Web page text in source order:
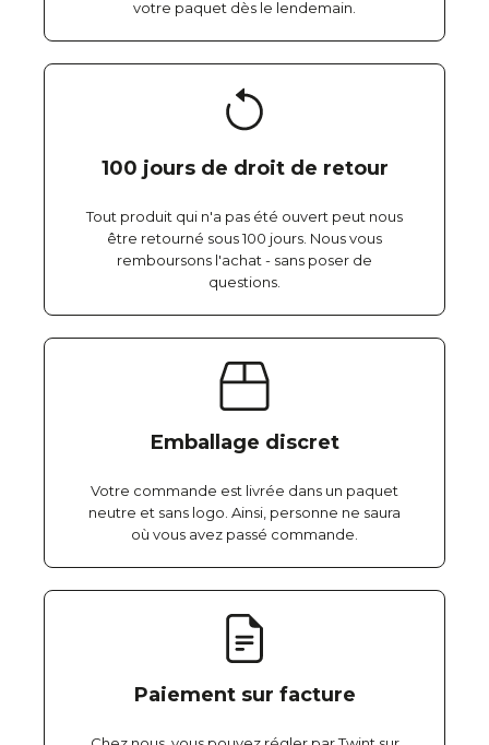
votre paquet dès le lendemain.
100 jours de droit de retour
Tout produit qui n'a pas été ouvert peut nous
être retourné sous 100 jours. Nous vous
remboursons l'achat - sans poser de
questions.
Emballage discret
Votre commande est livrée dans un paquet
neutre et sans logo. Ainsi, personne ne saura
où vous avez passé commande.
Paiement sur facture